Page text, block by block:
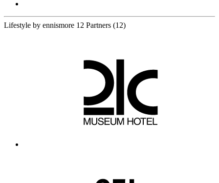
Lifestyle by ennismore 12 Partners (12)